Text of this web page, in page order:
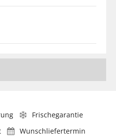
Frischegarantie
Wunschliefertermin